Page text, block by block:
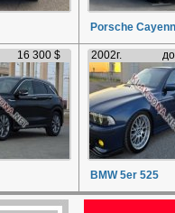
Porsche
16 300 $ 2002г.
BMW 5er 525